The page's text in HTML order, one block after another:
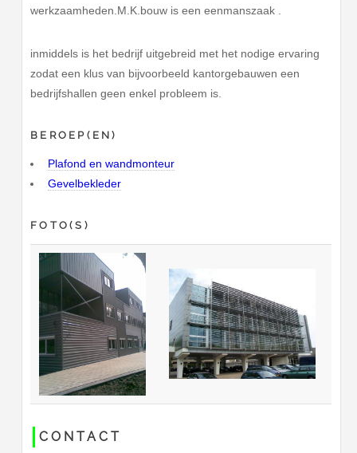
werkzaamheden.M.K.bouw is een eenmanszaak .
inmiddels is het bedrijf uitgebreid met het nodige ervaring
zodat een klus van bijvoorbeeld kantorgebauwen een
bedrijfshallen geen enkel probleem is.
BEROEP(EN)
Plafond en wandmonteur
Gevelbekleder
FOTO(S)
CONTACT